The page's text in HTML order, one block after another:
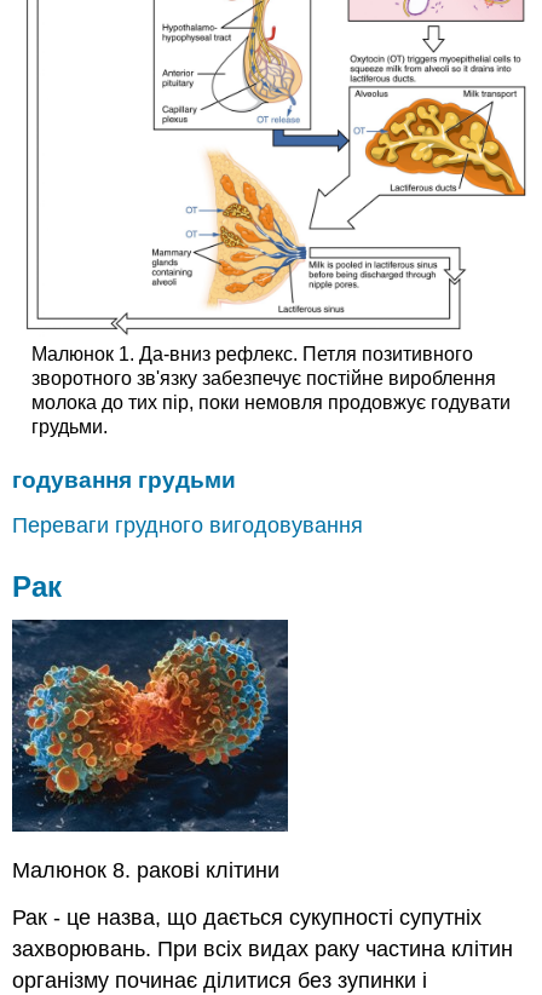
Малюнок 1. Да-вниз рефлекс. Петля позитивного
зворотного зв'язку забезпечує постійне вироблення
молока до тих пір, поки немовля продовжує годувати
грудьми.
годування грудьми
Переваги грудного вигодовування
Рак
Малюнок 8. ракові клітини
Рак - це назва, що дається сукупності супутніх
захворювань. При всіх видах раку частина клітин
організму починає ділитися без зупинки і